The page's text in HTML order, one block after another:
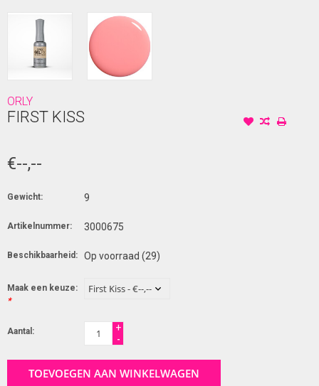
ORLY
FIRST KISS
€--,--
Gewicht: 9
Artikelnummer: 3000675
Beschikbaarheid: Op voorraad (29)
Maak een keuze:
*
Aantal:
+
-
TOEVOEGEN AAN WINKELWAGEN